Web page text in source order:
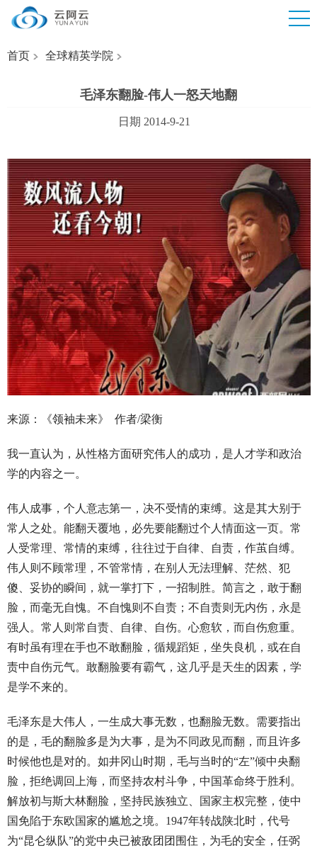
首页 全球精英学院
毛泽东翻脸-伟人一怒天地翻
日期 2014-9-21
来源：《领袖未来》 作者/梁衡
我一直认为，从性格方面研究伟人的成功，是人才学和政治
学的内容之一。
伟人成事，个人意志第一，决不受情的束缚。这是其大别于
常人之处。能翻天覆地，必先要能翻过个人情面这一页。常
人受常理、常情的束缚，往往过于自律、自责，作茧自缚。
伟人则不顾常理，不管常情，在别人无法理解、茫然、犯
傻、妥协的瞬间，就一掌打下，一招制胜。简言之，敢于翻
脸，而毫无自愧。不自愧则不自责；不自责则无内伤，永是
强人。常人则常自责、自律、自伤。心愈软，而自伤愈重。
有时虽有理在手也不敢翻脸，循规蹈矩，坐失良机，或在自
责中自伤元气。敢翻脸要有霸气，这几乎是天生的因素，学
是学不来的。
毛泽东是大伟人，一生成大事无数，也翻脸无数。需要指出
的是，毛的翻脸多是为大事，是为不同政见而翻，而且许多
时候他也是对的。如井冈山时期，毛与当时的“左”倾中央翻
脸，拒绝调回上海，而坚持农村斗争，中国革命终于胜利。
解放初与斯大林翻脸，坚持民族独立、国家主权完整，使中
国免陷于东欧国家的尴尬之境。1947年转战陕北时，代号
为“昆仑纵队”的党中央已被敌团团围住，为毛的安全，任弼